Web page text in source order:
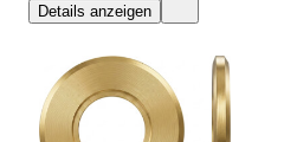
Details anzeigen